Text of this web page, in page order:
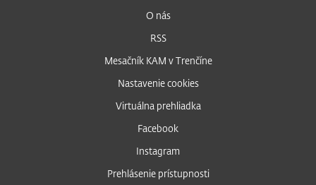
O nás
RSS
Mesačník KAM v Trenčíne
Nastavenie cookies
Virtuálna prehliadka
Facebook
Instagram
Prehlásenie prístupnosti